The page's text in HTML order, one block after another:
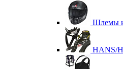
Шлемы и
HANS/